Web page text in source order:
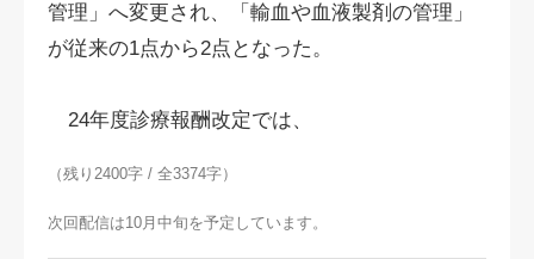
管理」へ変更され、「輸血や血液製剤の管理」
が従来の1点から2点となった。
24年度診療報酬改定では、
（残り2400字 / 全3374字）
次回配信は10月中旬を予定しています。